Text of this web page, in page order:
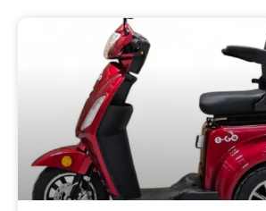
Lisävarusteet
Huoltopalvelu
Yrityksille
Yhteystiedot